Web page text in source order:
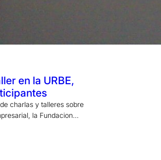
en la URBE,
charlas y talleres sobre
la Fundacion…